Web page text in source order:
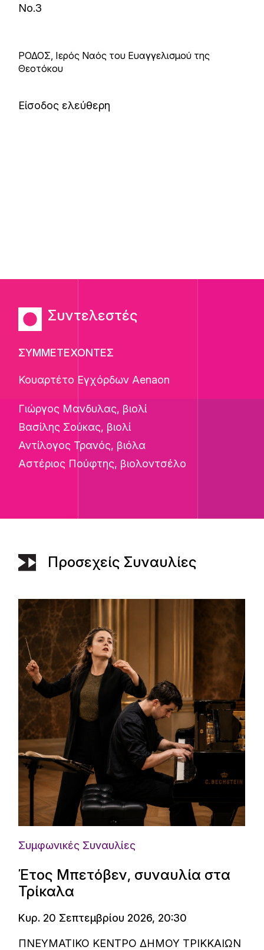
Νo.3
ΡΟΔΟΣ, Ιερός Ναός του Ευαγγελισμού της
Θεοτόκου
Είσοδος ελεύθερη
Συντελεστές
ΣΥΜΜΕΤΕΧΟΝΤΕΣ
Κουαρτέτο Εγχόρδων Aenaon
Γιώργος Μανδυλας, βιολί
Βασίλης Σούκας, βιολί
Αντίλογος Τρανός, βιόλα
Αστέριος Πούφτης, βιολοντσέλο
Προσεχείς Συναυλίες
Συμφωνικές Συναυλίες
Έτος Μπετόβεν, συναυλία στα
Τρίκαλα
Κυρ. 20 Σεπτεμβρίου 2026, 20:30
ΠΝΕΥΜΑΤΙΚΟ ΚΕΝΤΡΟ ΔΗΜΟΥ ΤΡΙΚΚΑΙΩΝ